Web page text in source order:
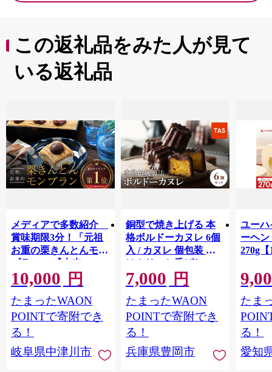
この返礼品をみた人が見て
いる返礼品
メディアで多数紹介
賞味期限3分！「元祖
お重の栗きんとんモン
ブラン」 【未来のご
褒美】スイーツ 栗 モ
ンブラン くりきんと
ん デザート ご褒美 お
取り寄せ くり お菓子
10,000 円
たまったWAON
POINTで寄附でき
る！
岐阜県中津川市
銅型で焼き上げる 本
格ボルドーカヌレ 6個
入 / カヌレ 個包装 外
はカリッと香ばしい
中はもっちり ラム酒
バニラ お取り寄せ ス
イーツ 焼き菓子 詰め
合わせ ホワイトデー
お返し 冷凍 手作り 化
粧箱入り ギフト TAS
BAKE
7,000 円
たまったWAON
POINTで寄附でき
る！
兵庫県豊岡市
ユーハ
ーヘ
270g【
たま
る！
愛知